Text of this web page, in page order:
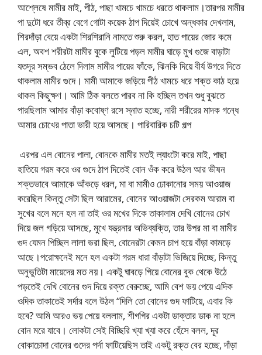
আশ্লেষে মামীর মাই, পীঠ, পাছা খামচে খামচে ধরতে থাকলাম।তারপর মামীর
পা দুটো ধরে তীব্র বেগে গোটা কয়েক ঠাপ দিয়েই চোখে অন্ধকার দেখলাম,
শিরদাঁড়া বেয়ে একটা শিরশিরানি নামতে শুরু করল, হাত পায়ের জোর কমে
এল, অবশ শরীরটা মামীর বুকে লুটিয়ে পড়ল মামীর ঘাড়ে মুখ গুজে বাড়াটা
যতদূর সম্ভব ঠেলে দিলাম মামীর পায়ের ফাঁকে, ঝিনকি দিয়ে বীর্য উগরে দিতে
থাকলাম মামীর গুদে। মামী আমাকে জড়িয়ে পীঠ খামচে ধরে শক্ত কাঠ হয়ে
থাকল কিছুক্ষণ। আমি ঠিক বলতে পারব না কি হচ্ছিল তখন শুধু বুঝতে
পারছিলাম আমার বাঁড়া কবোষ্ণ রসে স্নাত হচ্ছে, নারী শরীরের মাদক গন্ধে
আমার চোখের পাতা ভারী হয়ে আসছে। পারিবারিক চটি গল্প
এরপর এল বোনের পালা, বোনকে মামীর মতই ল্যাংটো করে মাই, পাছা
হাতিয়ে গরম করে ওর গুদে ঠাপ দিতেই বোন ওঁক করে উঠল আর ভীষন
শক্তভাবে আমাকে আঁকড়ে ধরল, মা বা মামীও ঢোকানোর সময় আওয়াজ
করেছিল কিন্তু সেটা ছিল আরামের, বোনের আওয়াজটা সেরকম আরাম বা
সুখের বলে মনে হল না তাই ওর মখের দিকে তাকালাম দেখি বোনের চোখ
দিয়ে জল গড়িয়ে আসছে, মুখে যন্ত্রনার অভিব্যক্তি, তার উপর মা বা মামীর
গুদ যেমন পিচ্ছিল লালা ভরা ছিল, বোনেরটা কেমন চাপ হয়ে বাঁড়া কামড়ে
আছে।পরোক্ষনেই মনে হল একটা গরম ধারা বাঁড়াটা ভিজিয়ে দিচ্ছে, কিন্তু
অনুভুতিটা মায়েদের মত নয়। একটু ঘাবড়ে গিয়ে বোনের বুক থেকে উঠে
পড়তেই দেখি বোনের গুদ দিয়ে রক্ত বেরুচ্ছে, আমি বেশ ভয় পেয়ে এদিক
ওদিক তাকাতেই সর্দার বলে উঠল “দিলি তো বোনের গুদ ফাটিয়ে, এবার কি
হবে? আমি আরও ভয় পেয়ে বললাম, শীগগির একটা ডাক্তার ডাক না হলে
বোন মরে যাবে। লোকটা সেই বিচ্ছিরি খ্যা খ্যা করে হেঁসে বলল, দূর
বোকাচোদা বোনের গুদের পর্দা ফাটিয়েছিস তাই একটু রক্ত বের হচ্ছে, দাঁড়া